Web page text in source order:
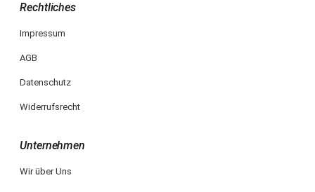
Rechtliches
Impressum
AGB
Datenschutz
Widerrufsrecht
Unternehmen
Wir über Uns